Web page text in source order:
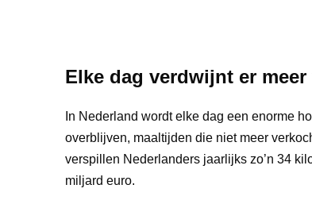
Elke dag verdwijnt er
In Nederland wordt elke dag een enorme
overblijven, maaltijden die niet meer
verspillen Nederlanders jaarlijks zo’n 34
miljard euro.